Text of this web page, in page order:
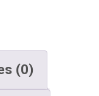
(0)